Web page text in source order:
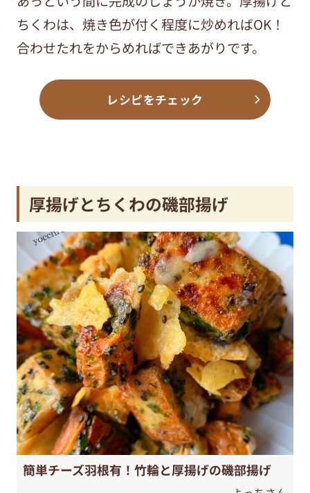
ちくわは、焼き色が付く程度に炒めればOK！
合わせたれをからめればできあがりです。
レシピをチェック
厚揚げとちくわの磯部揚げ
簡単チーズ羽根有！竹輪と厚揚げの磯部揚げ